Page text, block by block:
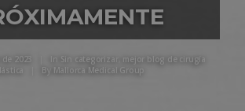
2023 Sin categorizar
mejor blog de cirugía
By Mallorca Medical Group